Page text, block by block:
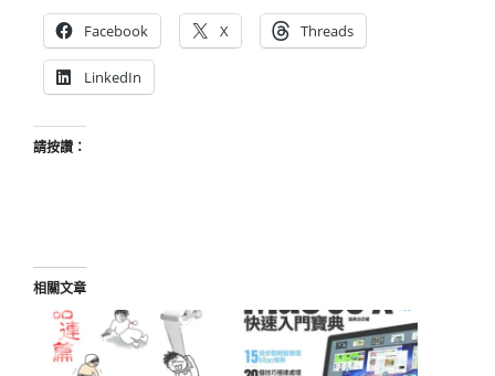
Facebook X Threads
LinkedIn
請按讚：
相關文章